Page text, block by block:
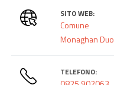
SITO WEB:
Comune
Monaghan Duo
TELEFONO: